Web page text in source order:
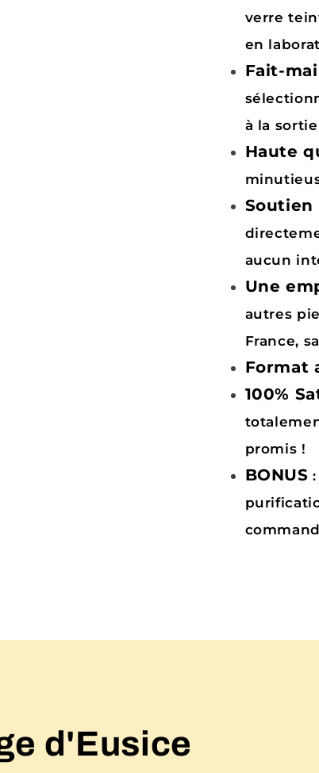
verre
en
Fait-
à la
Haute
Soutien
aucun
Une
autres
France,
Format
100%
promis !
BONUS
d'Eusice